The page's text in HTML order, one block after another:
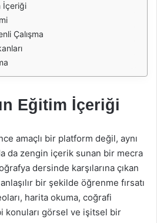
İçeriği
Çalışma
Eğitim İçeriği
amaçlı bir platform değil, aynı
da zengin içerik sunan bir mecra
dersinde karşılarına çıkan
bir şekilde öğrenme fırsatı
harita okuma, coğrafi
görsel ve işitsel bir